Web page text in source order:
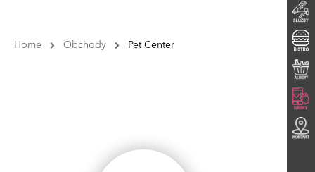
Home Obchody Pet Center